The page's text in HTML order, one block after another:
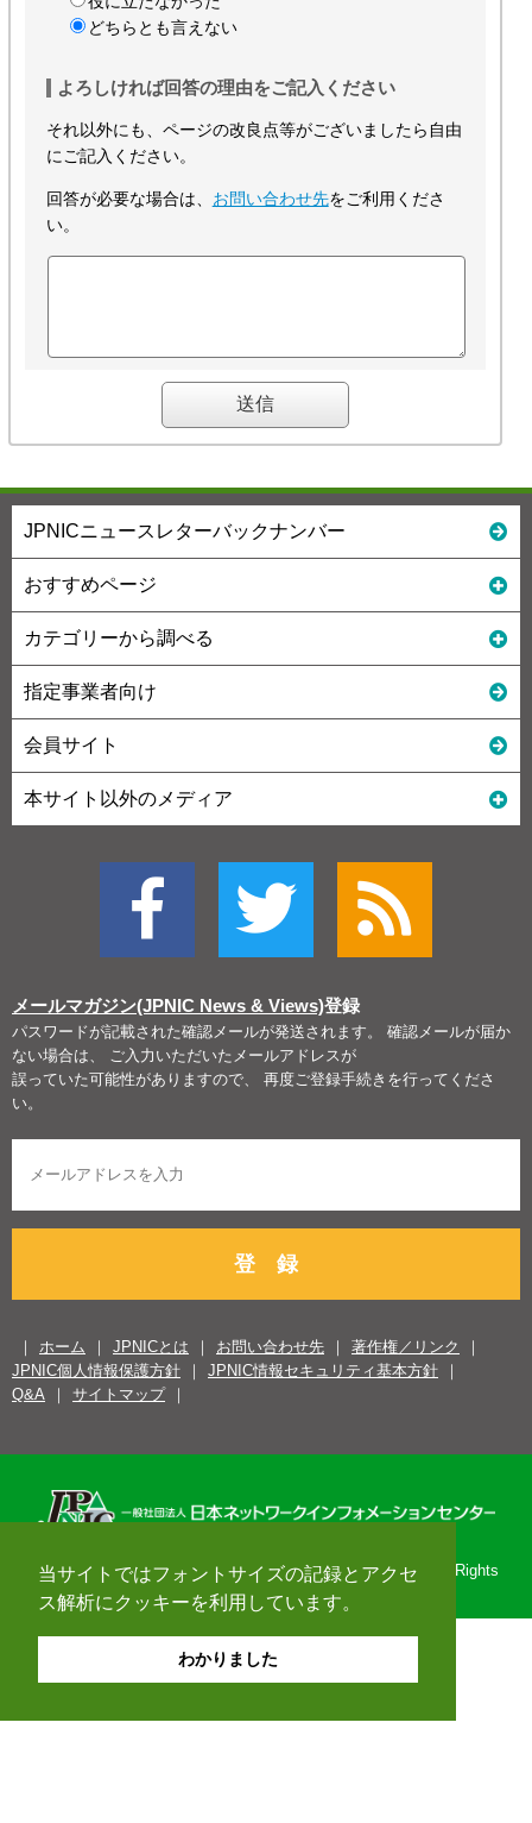
当サイトではフォントサイズの記録とアクセ
ス解析にクッキーを利用しています。
わかりました
どちらとも言えない
よろしければ回答の理由をご記入ください
それ以外にも、ページの改良点等がございましたら自由
にご記入ください。
回答が必要な場合は、 お問い合わせ先をご利用くださ
い。
JPNICニュースレターバックナンバー
おすすめページ
カテゴリーから調べる
指定事業者向け
会員サイト
本サイト以外のメディア
メールマガジン(JPNIC News & Views)登録
パスワードが記載された確認メールが発送されます。 確認メールが届か
ない場合は、 ご入力いただいたメールアドレスが
誤っていた可能性がありますので、 再度ご登録手続きを行ってくださ
い。
登 録
ホーム JPNICとは お問い合わせ先
著作権／リンク
JPNIC個人情報保護方針
JPNIC情報セキュリティ基本方針
Q&A
サイトマップ
Copyright© 1996-2026 Japan Network Information Center. All Rights
Reserved.